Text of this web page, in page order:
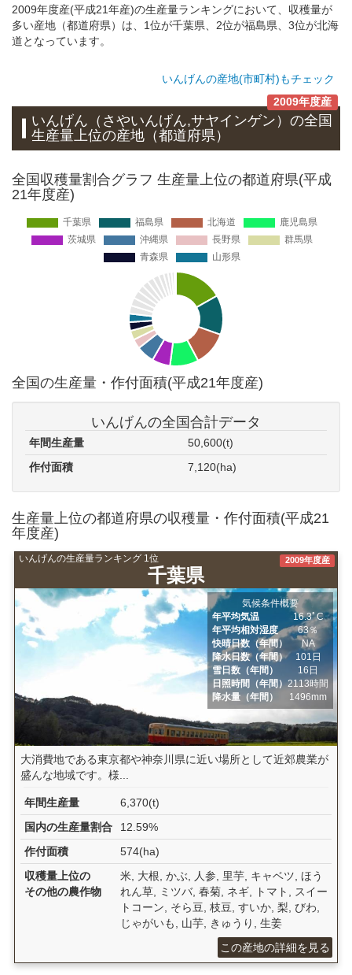
2009年度産(平成21年産)の生産量ランキングにおいて、収穫量が
多い産地（都道府県）は、1位が千葉県、2位が福島県、3位が北海
道となっています。
いんげんの産地(市町村)もチェック
2009年度産
いんげん（さやいんげん,サヤインゲン）の全国
生産量上位の産地 （都道府県）
全国収穫量割合グラフ 生産量上位の都道府県(平成
21年度産)
全国の生産量・作付面積(平成21年度産)
いんげんの全国合計データ
年間生産量
50,600(t)
作付面積
7,120(ha)
生産量上位の都道府県の収穫量・作付面積(平成21
年度産)
いんげんの生産量ランキング 1位
千葉県
2009年度産
気候条件概要
年平均気温
16.3ﾟC
年平均相対湿度
63％
快晴日数（年間）
NA
降水日数（年間）
101日
雪日数（年間）
16日
日照時間（年間）2113時間
降水量（年間）
1496mm
大消費地である東京都や神奈川県に近い場所として近郊農業が
盛んな地域です。様...
年間生産量
6,370(t)
国内の生産量割合
12.59%
作付面積
574(ha)
収穫量上位の
その他の農作物
米, 大根, かぶ, 人参, 里芋, キャベツ, ほう
れん草, ミツバ, 春菊, ネギ, トマト, スイー
トコーン, そら豆, 枝豆, すいか, 梨, びわ,
じゃがいも, 山芋, きゅうり, 生姜
この産地の詳細を見る